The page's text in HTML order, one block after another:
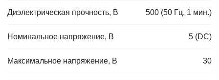
Диэлектрическая прочность, В 500 (50 Гц, 1 мин.)
Номинальное напряжение, В 5 (DC)
Максимальное напряжение, В 30